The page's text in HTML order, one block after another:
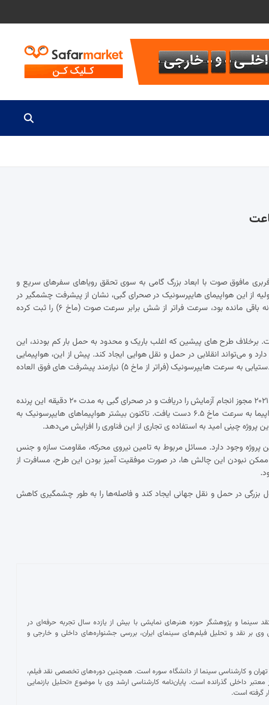
مافوق صوت با ابعاد بزرگ گامی به سوی تحقق رویاهای سفرهای سریع و
از این هواپیمای هایپرسونیک در صحرای گبی، نشان از پیشرفت چشمگیر در
فناوری های مربوطه دارد. این دستاورد که تاکنون محرمانه باقی مانده بود، سرعت فراتر از شش برابر سرعت صوت (ماخ ۶) را ثبت کرده
برخلاف طرح های پیشین که اغلب باریک و محدود به حمل بار کم بودند، این
و می‌تواند انقلابی در حمل و نقل هوایی ایجاد کند. پیش از این، هواپیمایی
مانند کنکورد سرعت مافوق صوت را تجربه کرده بود، اما دستیابی به سرعت هایپرسونیک (فراتر از ماخ ۵) نیازمند پیشرفت های فوق العاده
گزارشات حاکی از آن است که تیم پژوهشی چینی در سال ۲۰۲۱ مجوز انجام آزمایش را دریافت و در صحرای گبی به مدت ۲۰ دقیقه این پرنده
ی مکانیکی را به پرواز درآوردند. در طول این آزمایش، هواپیما به سرعت ماخ ۶.۵ دست یافت. تاکنون بیشتر هواپیماهای هایپرسونیک به
چینی امید به استفاده ی تجاری از این فناوری را افزایش می‌دهد.
پروژه وجود دارد. مسائل مربوط به تامین نیروی محرکه، مقاومت سازه و جنس
ممکن نبودن این چالش ها، در صورت موفقیت آمیز بودن این طرح، مسافرت از
بزرگی در حمل و نقل جهانی ایجاد کند و فاصله‌ها را به طور چشمگیری کاهش
سینما و پژوهشگر حوزه هنرهای نمایشی با بیش از یازده سال تجربه حرفه‌ای در
بر نقد و تحلیل فیلم‌های سینمای ایران، بررسی جشنواره‌های داخلی و خارجی و
و کارشناسی سینما از دانشگاه سوره است. همچنین دوره‌های تخصصی نقد فیلم،
داخلی گذرانده است. پایان‌نامه کارشناسی ارشد وی با موضوع «تحلیل بازنمایی
گرفته است.